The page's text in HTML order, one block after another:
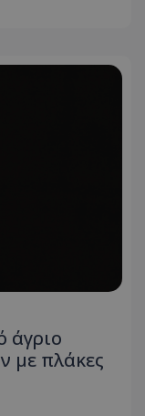
άγριο
με πλάκες